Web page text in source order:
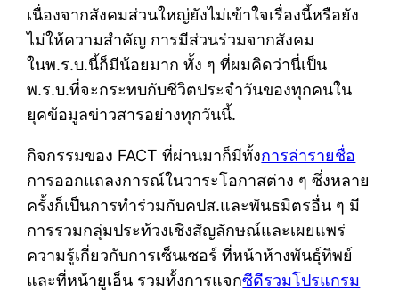
เนื่องจากสังคมส่วนใหญ่ยังไม่เข้าใจเรื่องนี้หรือยัง
ไม่ให้ความสำคัญ การมีส่วนร่วมจากสังคม
ในพ.ร.บ.นี้ก็มีน้อยมาก ทั้ง ๆ ที่ผมคิดว่านี่เป็น
พ.ร.บ.ที่จะกระทบกับชีวิตประจำวันของทุกคนใน
ยุคข้อมูลข่าวสารอย่างทุกวันนี้.
กิจกรรมของ FACT ที่ผ่านมาก็มีทั้งการล่ารายชื่อ
การออกแถลงการณ์ในวาระโอกาสต่าง ๆ ซึ่งหลาย
ครั้งก็เป็นการทำร่วมกับคปส.และพันธมิตรอื่น ๆ มี
การรวมกลุ่มประท้วงเชิงสัญลักษณ์และเผยแพร่
ความรู้เกี่ยวกับการเซ็นเซอร์ ที่หน้าห้างพันธุ์ทิพย์
และที่หน้ายูเอ็น รวมทั้งการแจกซีดีรวมโปรแกรม